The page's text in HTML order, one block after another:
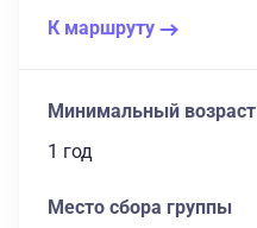
К маршруту
Минимальный возраст
1 год
Место сбора группы